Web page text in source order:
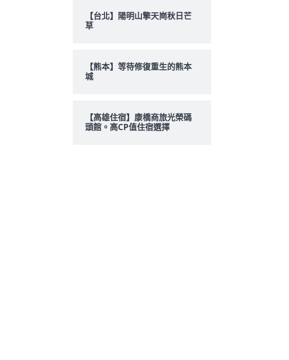
【台北】陽明山擎天崗秋日芒
草
【熊本】等待修復重生的熊本
城
【高雄住宿】康橋商旅光榮碼
頭館。高CP值住宿選擇